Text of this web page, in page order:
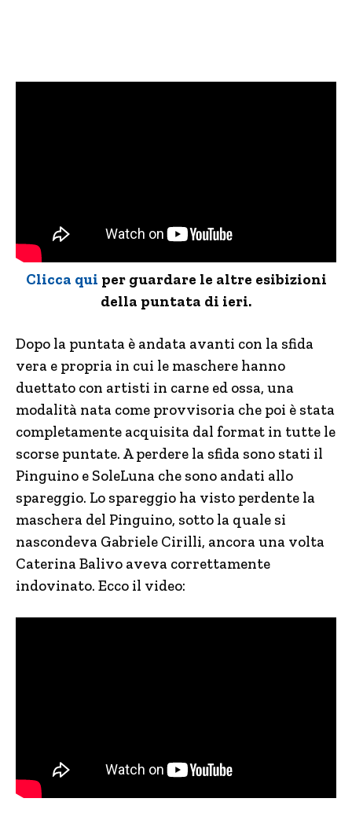
Clicca qui per guardare le altre esibizioni
della puntata di ieri.
Dopo la puntata è andata avanti con la sfida
vera e propria in cui le maschere hanno
duettato con artisti in carne ed ossa, una
modalità nata come provvisoria che poi è stata
completamente acquisita dal format in tutte le
scorse puntate. A perdere la sfida sono stati il
Pinguino e SoleLuna che sono andati allo
spareggio. Lo spareggio ha visto perdente la
maschera del Pinguino, sotto la quale si
nascondeva Gabriele Cirilli, ancora una volta
Caterina Balivo aveva correttamente
indovinato. Ecco il video: